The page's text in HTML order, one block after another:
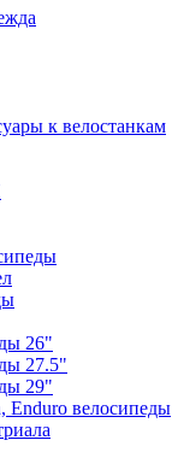
к велостанкам
26"
27.5"
29"
Enduro велосипеды